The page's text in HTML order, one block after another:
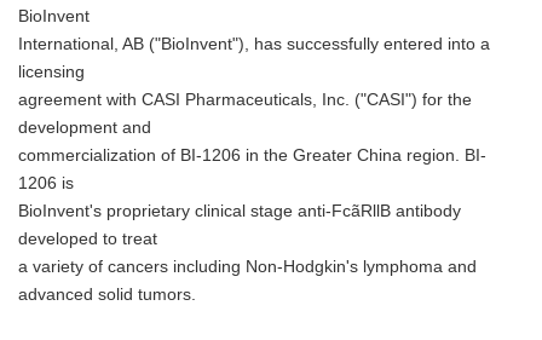
BioInvent
International, AB ("BioInvent"), has successfully entered into a
licensing
agreement with CASI Pharmaceuticals, Inc. ("CASI") for the
development and
commercialization of BI-1206 in the Greater China region. BI-
1206 is
BioInvent's proprietary clinical stage anti-FcãRllB antibody
developed to treat
a variety of cancers including Non-Hodgkin's lymphoma and
advanced solid tumors.